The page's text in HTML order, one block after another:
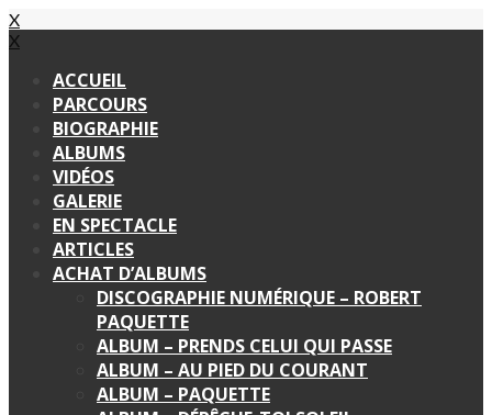
X
X
ACCUEIL
PARCOURS
BIOGRAPHIE
ALBUMS
VIDÉOS
GALERIE
EN SPECTACLE
ARTICLES
ACHAT D’ALBUMS
DISCOGRAPHIE NUMÉRIQUE – ROBERT
PAQUETTE
ALBUM – PRENDS CELUI QUI PASSE
ALBUM – AU PIED DU COURANT
ALBUM – PAQUETTE